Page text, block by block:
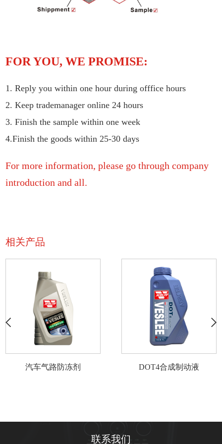
FOR YOU, WE PROMISE:
1. Reply you within one hour during offfice hours
2. Keep trademanager online 24 hours
3. Finish the sample within one week
4.Finish the goods within 25-30 days
For more information, please go through company
introduction and all.
相关产品
汽车气路防冻剂 DOT4合成制动液
联系我们